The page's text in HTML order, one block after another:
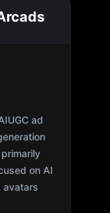
ad
primarily
on AI
avatars